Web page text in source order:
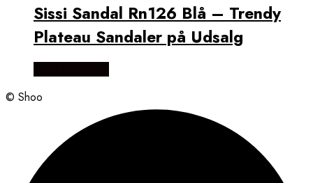
Sissi Sandal Rn126 Blå – Trendy
Plateau Sandaler på Udsalg
© Shoo